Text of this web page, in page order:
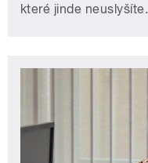
které jinde neuslyšíte.